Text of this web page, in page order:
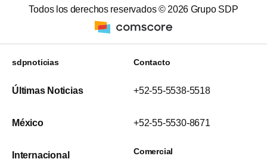
Todos los derechos reservados © 2026 Grupo SDP
sdpnoticias
Últimas Noticias
México
Internacional
Contacto
+52-55-5538-5518
+52-55-5530-8671
Comercial